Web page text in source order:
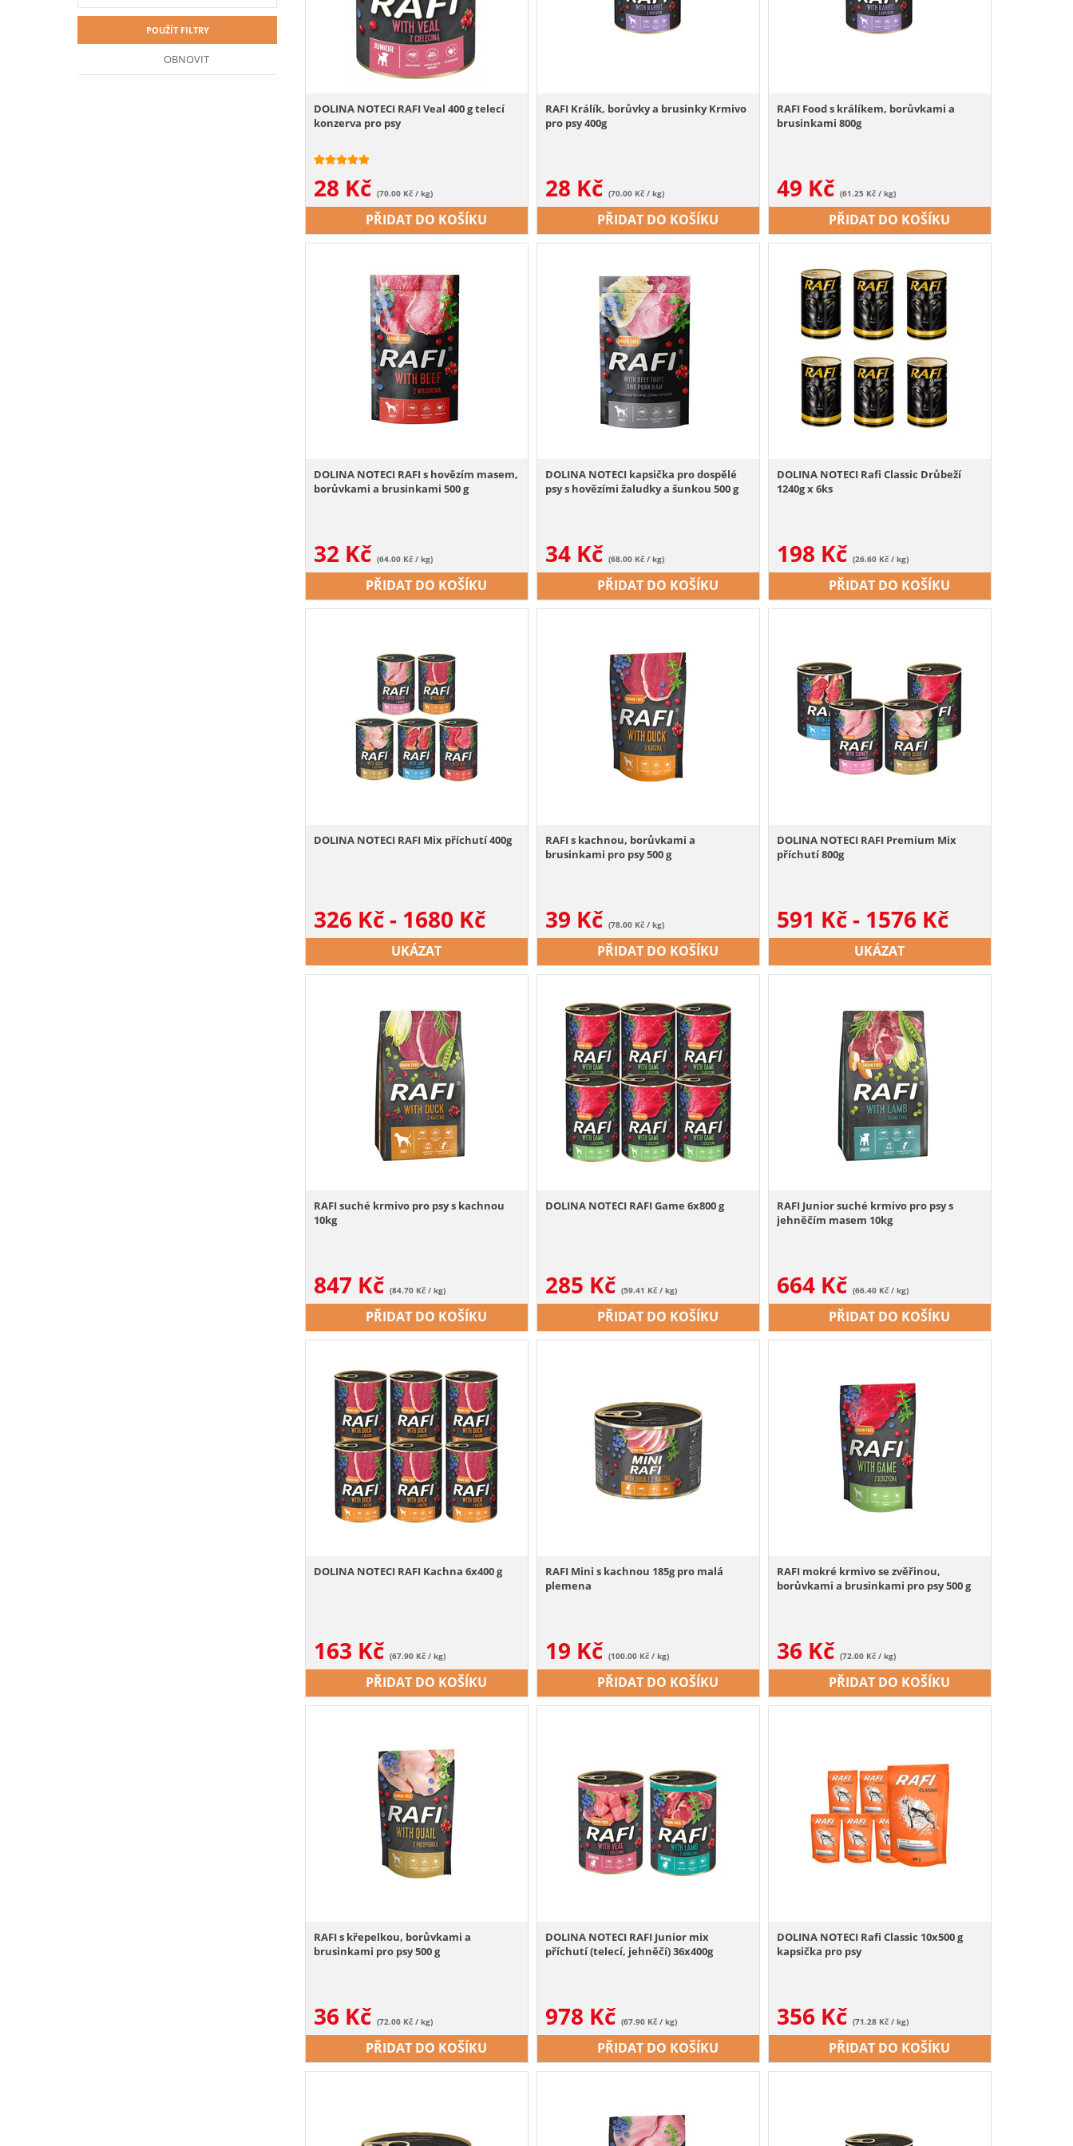
POUŽÍT FILTRY
OBNOVIT
DOLINA NOTECI RAFI Veal 400 g telecí
konzerva pro psy
28 Kč (70.00 Kč / kg)
PŘIDAT DO KOŠÍKU
RAFI Králík, borůvky a brusinky Krmivo
pro psy 400g
28 Kč (70.00 Kč / kg)
PŘIDAT DO KOŠÍKU
RAFI Food s králíkem, borůvkami a
brusinkami 800g
49 Kč (61.25 Kč / kg)
PŘIDAT DO KOŠÍKU
DOLINA NOTECI RAFI s hovězím masem,
borůvkami a brusinkami 500 g
32 Kč (64.00 Kč / kg)
PŘIDAT DO KOŠÍKU
DOLINA NOTECI kapsička pro dospělé
psy s hovězími žaludky a šunkou 500 g
34 Kč (68.00 Kč / kg)
PŘIDAT DO KOŠÍKU
DOLINA NOTECI Rafi Classic Drůbeží
1240g x 6ks
198 Kč (26.60 Kč / kg)
PŘIDAT DO KOŠÍKU
DOLINA NOTECI RAFI Mix příchutí 400g
326 Kč- 1680 Kč
UKÁZAT
RAFI s kachnou, borůvkami a
brusinkami pro psy 500 g
39 Kč (78.00 Kč / kg)
PŘIDAT DO KOŠÍKU
DOLINA NOTECI RAFI Premium Mix
příchutí 800g
591 Kč- 1576 Kč
UKÁZAT
RAFI suché krmivo pro psy s kachnou
10kg
847 Kč (84.70 Kč / kg)
PŘIDAT DO KOŠÍKU
DOLINA NOTECI RAFI Game 6x800 g
285 Kč (59.41 Kč / kg)
PŘIDAT DO KOŠÍKU
RAFI Junior suché krmivo pro psy s
jehněčím masem 10kg
664 Kč (66.40 Kč / kg)
PŘIDAT DO KOŠÍKU
DOLINA NOTECI RAFI Kachna 6x400 g
163 Kč (67.90 Kč / kg)
PŘIDAT DO KOŠÍKU
RAFI Mini s kachnou 185g pro malá
plemena
19 Kč (100.00 Kč / kg)
PŘIDAT DO KOŠÍKU
RAFI mokré krmivo se zvěřinou,
borůvkami a brusinkami pro psy 500 g
36 Kč (72.00 Kč / kg)
PŘIDAT DO KOŠÍKU
RAFI s křepelkou, borůvkami a
brusinkami pro psy 500 g
36 Kč (72.00 Kč / kg)
PŘIDAT DO KOŠÍKU
DOLINA NOTECI RAFI Junior mix
příchutí (telecí, jehněčí) 36x400g
978 Kč (67.90 Kč / kg)
PŘIDAT DO KOŠÍKU
DOLINA NOTECI Rafi Classic 10x500 g
kapsička pro psy
356 Kč (71.28 Kč / kg)
PŘIDAT DO KOŠÍKU